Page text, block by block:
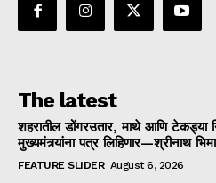
The latest
शहरातील डोंगरउतार, माथे आणि टेकड्या
मुख्यमंत्र्यांना पत्र लिहिणार—श्रीनाथ
FEATURE SLIDER August 6, 2026